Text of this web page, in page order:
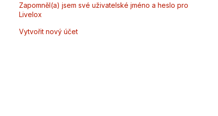
Zapomněl(a) jsem své uživatelské jméno a heslo pro
Livelox
Vytvořit nový účet